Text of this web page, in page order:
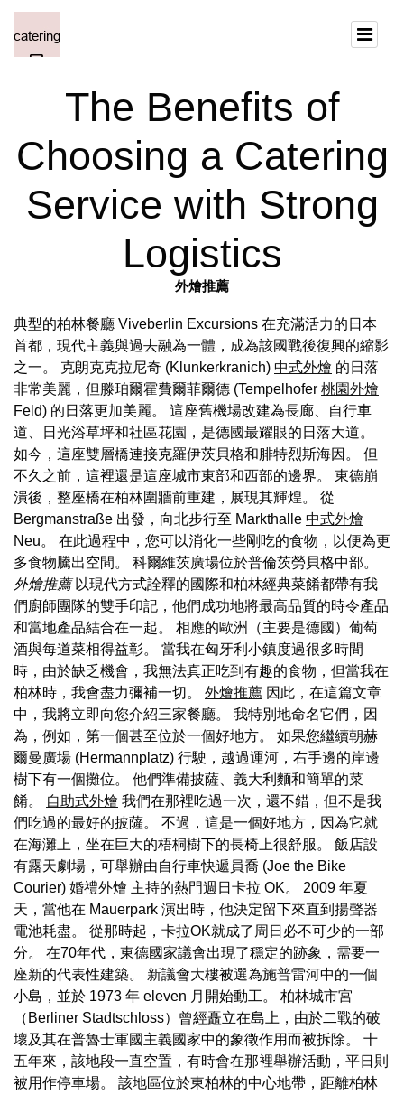
The Benefits of
Choosing a Catering
Service with Strong
Logistics
外燴推薦
典型的柏林餐廳 Viveberlin Excursions 在充滿活力的日本
首都，現代主義與過去融為一體，成為該國戰後復興的縮影
之一。 克朗克克拉尼奇 (Klunkerkranich) 中式外燴 的日落
非常美麗，但滕珀爾霍費爾菲爾德 (Tempelhofer 桃園外燴
Feld) 的日落更加美麗。 這座舊機場改建為長廊、自行車
道、日光浴草坪和社區花園，是德國最耀眼的日落大道。
如今，這座雙層橋連接克羅伊茨貝格和腓特烈斯海因。 但
不久之前，這裡還是這座城市東部和西部的邊界。 東德崩
潰後，整座橋在柏林圍牆前重建，展現其輝煌。 從
Bergmanstraße 出發，向北步行至 Markthalle 中式外燴
Neu。 在此過程中，您可以消化一些剛吃的食物，以便為更
多食物騰出空間。 科爾維茨廣場位於普倫茨勞貝格中部。
外燴推薦以現代方式詮釋的國際和柏林經典菜餚都帶有我
們廚師團隊的雙手印記，他們成功地將最高品質的時令產品
和當地產品結合在一起。 相應的歐洲（主要是德國）葡萄
酒與每道菜相得益彰。 當我在匈牙利小鎮度過很多時間
時，由於缺乏機會，我無法真正吃到有趣的食物，但當我在
柏林時，我會盡力彌補一切。 外燴推薦 因此，在這篇文章
中，我將立即向您介紹三家餐廳。 我特別地命名它們，因
為，例如，第一個甚至位於一個好地方。 如果您繼續朝赫
爾曼廣場 (Hermannplatz) 行駛，越過運河，右手邊的岸邊
樹下有一個攤位。 他們準備披薩、義大利麵和簡單的菜
餚。
自助式外燴 我們在那裡吃過一次，還不錯，但不是我
們吃過的最好的披薩。 不過，這是一個好地方，因為它就
在海灘上，坐在巨大的梧桐樹下的長椅上很舒服。 飯店設
有露天劇場，可舉辦由自行車快遞員喬 (Joe the Bike
Courier) 婚禮外燴 主持的熱門週日卡拉 OK。 2009 年夏
天，當他在 Mauerpark 演出時，他決定留下來直到揚聲器
電池耗盡。 從那時起，卡拉OK就成了周日必不可少的一部
分。 在70年代，東德國家議會出現了穩定的跡象，需要一
座新的代表性建築。 新議會大樓被選為施普雷河中的一個
小島，並於 1973 年 eleven 月開始動工。 柏林城市宮
（Berliner Stadtschloss）曾經矗立在島上，由於二戰的破
壞及其在普魯士軍國主義國家中的象徵作用而被拆除。 十
五年來，該地段一直空置，有時會在那裡舉辦活動，平日則
被用作停車場。 該地區位於東柏林的中心地帶，距離柏林